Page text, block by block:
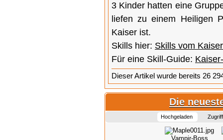
3 Kinder hatten eine
liefen zu einem Heiligen
Kaiser ist.
Skills hier: Skills vom Kaiser
Für eine Skill-Guide:
Dieser Artikel wurde bereits 26
Die
Hochgeladen
Vampir-Boss